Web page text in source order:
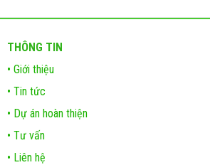
THÔNG TIN
• Giới thiệu
• Tin tức
• Dự án hoàn thiện
• Tư vấn
• Liên hệ